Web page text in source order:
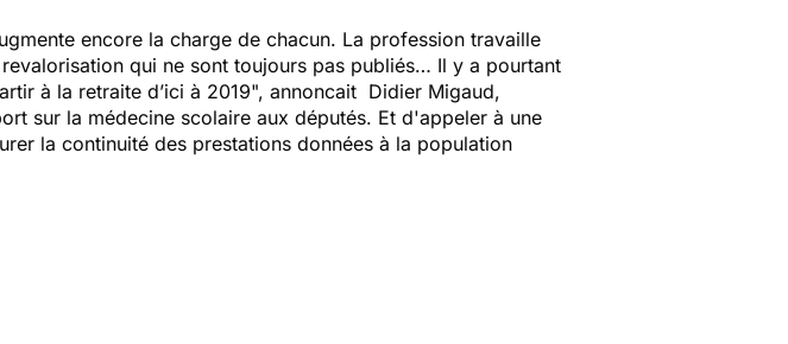
encore la charge de chacun. La profession travaille
qui ne sont toujours pas publiés… Il y a pourtant
à la retraite d’ici à 2019", annoncait Didier Migaud,
sur la médecine scolaire aux députés. Et d'appeler à une
la continuité des prestations données à la population